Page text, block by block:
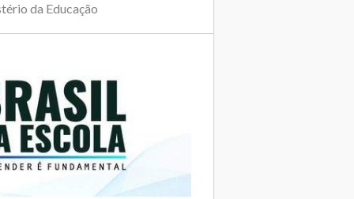
da Educação